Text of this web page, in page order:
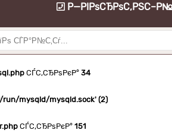
Р—РІРѕСЂРѕС‚РЅС–Р№
СЃС‚СЂРѕРєР°34
run/mysqld/mysqld.sock' (2)
СЃС‚СЂРѕРєР°151